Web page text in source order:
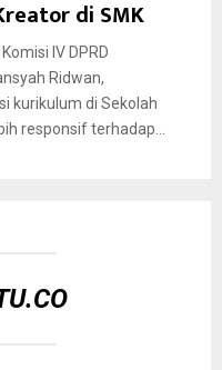
di SMK
IV DPRD
Ridwan,
kurikulum di Sekolah
responsif terhadap...